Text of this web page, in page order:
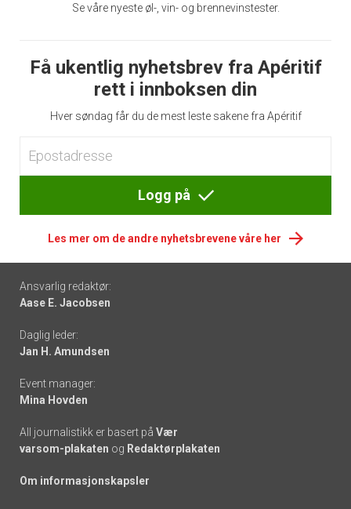
Se våre nyeste øl-, vin- og brennevinstester.
Få ukentlig nyhetsbrev fra Apéritif
rett i innboksen din
Hver søndag får du de mest leste sakene fra Apéritif
Logg på
Les mer om de andre nyhetsbrevene våre her
Footer
-
links
Ansvarlig redaktør:
Aase E. Jacobsen
Daglig leder:
Jan H. Amundsen
Event manager:
Mina Hovden
All journalistikk er basert på Vær
varsom-plakaten og Redaktørplakaten
Om informasjonskapsler